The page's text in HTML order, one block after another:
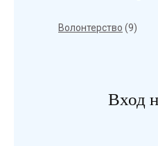
Волонтерство (9)
Вход